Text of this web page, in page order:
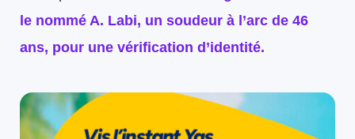
le nommé A. Labi, un soudeur à l’arc de 46
ans, pour une vérification d’identité.